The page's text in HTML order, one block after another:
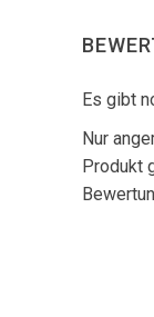
Es gibt
Nur
Produkt